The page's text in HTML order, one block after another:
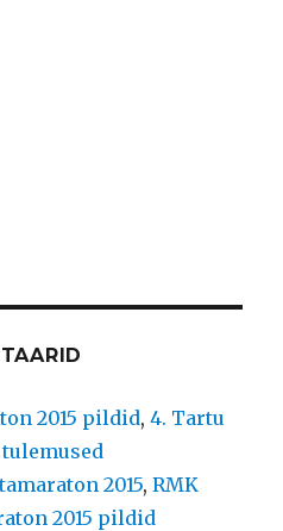
2015 pildid,4. Tartu
2015,RMK
2015 pildid